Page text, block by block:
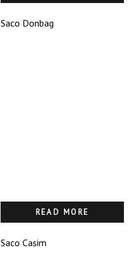
Saco Donbag
READ MORE
Saco Casim